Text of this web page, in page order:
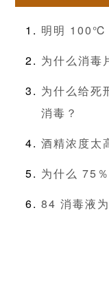
明明 100℃
为什么消毒
为什么给死
消毒？
酒精浓度太
为什么 75
84 消毒液